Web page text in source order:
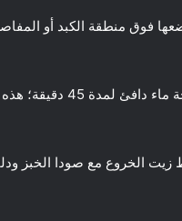
فوق منطقة الكبد أو
2. غطاء البلاستيك: غطِ القماش
زيت الخروع مع صودا الخبز